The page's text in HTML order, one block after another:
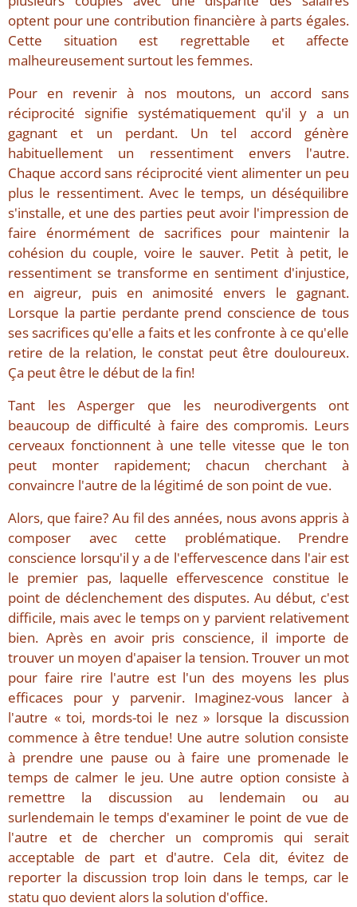
optent pour une contribution financière à parts égales.
Cette situation est regrettable et affecte
malheureusement surtout les femmes.
Pour en revenir à nos moutons, un accord sans
réciprocité signifie systématiquement qu'il y a un
gagnant et un perdant. Un tel accord génère
habituellement un ressentiment envers l'autre.
Chaque accord sans réciprocité vient alimenter un peu
plus le ressentiment. Avec le temps, un déséquilibre
s'installe, et une des parties peut avoir l'impression de
faire énormément de sacrifices pour maintenir la
cohésion du couple, voire le sauver. Petit à petit, le
ressentiment se transforme en sentiment d'injustice,
en aigreur, puis en animosité envers le gagnant.
Lorsque la partie perdante prend conscience de tous
ses sacrifices qu'elle a faits et les confronte à ce qu'elle
retire de la relation, le constat peut être douloureux.
Ça peut être le début de la fin!
Tant les Asperger que les neurodivergents ont
beaucoup de difficulté à faire des compromis. Leurs
cerveaux fonctionnent à une telle vitesse que le ton
peut monter rapidement; chacun cherchant à
convaincre l'autre de la légitimé de son point de vue.
Alors, que faire? Au fil des années, nous avons appris à
composer avec cette problématique. Prendre
conscience lorsqu'il y a de l'effervescence dans l'air est
le premier pas, laquelle effervescence constitue le
point de déclenchement des disputes. Au début, c'est
difficile, mais avec le temps on y parvient relativement
bien. Après en avoir pris conscience, il importe de
trouver un moyen d'apaiser la tension. Trouver un mot
pour faire rire l'autre est l'un des moyens les plus
efficaces pour y parvenir. Imaginez-vous lancer à
l'autre « toi, mords-toi le nez » lorsque la discussion
commence à être tendue! Une autre solution consiste
à prendre une pause ou à faire une promenade le
temps de calmer le jeu. Une autre option consiste à
remettre la discussion au lendemain ou au
surlendemain le temps d'examiner le point de vue de
l'autre et de chercher un compromis qui serait
acceptable de part et d'autre. Cela dit, évitez de
reporter la discussion trop loin dans le temps, car le
statu quo devient alors la solution d'office.